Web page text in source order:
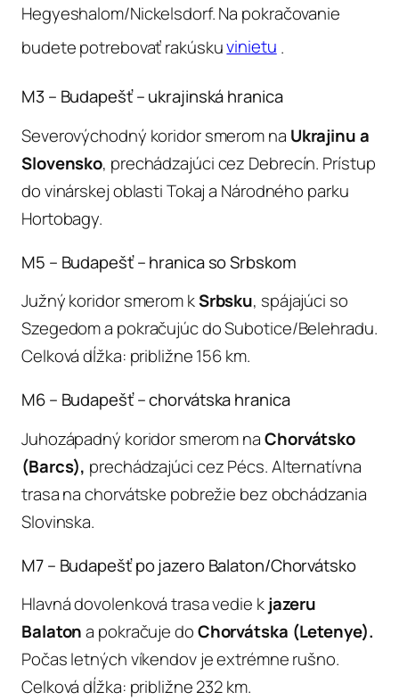
Hegyeshalom/Nickelsdorf. Na pokračovanie
budete potrebovať rakúskuvinietu .
M3 – Budapešť – ukrajinská hranica
Severovýchodný koridor smerom na Ukrajinu a
Slovensko, prechádzajúci cez Debrecín. Prístup
do vinárskej oblasti Tokaj a Národného parku
Hortobagy.
M5 – Budapešť – hranica so Srbskom
Južný koridor smerom kSrbsku, spájajúci so
Szegedom a pokračujúc do Subotice/Belehradu.
Celková dĺžka: približne 156 km.
M6 – Budapešť – chorvátska hranica
Juhozápadný koridor smerom naChorvátsko
(Barcs), prechádzajúci cez Pécs. Alternatívna
trasa na chorvátske pobrežie bez obchádzania
Slovinska.
M7 – Budapešť po jazero Balaton/Chorvátsko
Hlavná dovolenková trasa vedie kjazeru
Balatona pokračuje doChorvátska (Letenye).
Počas letných víkendov je extrémne rušno.
Celková dĺžka: približne 232 km.